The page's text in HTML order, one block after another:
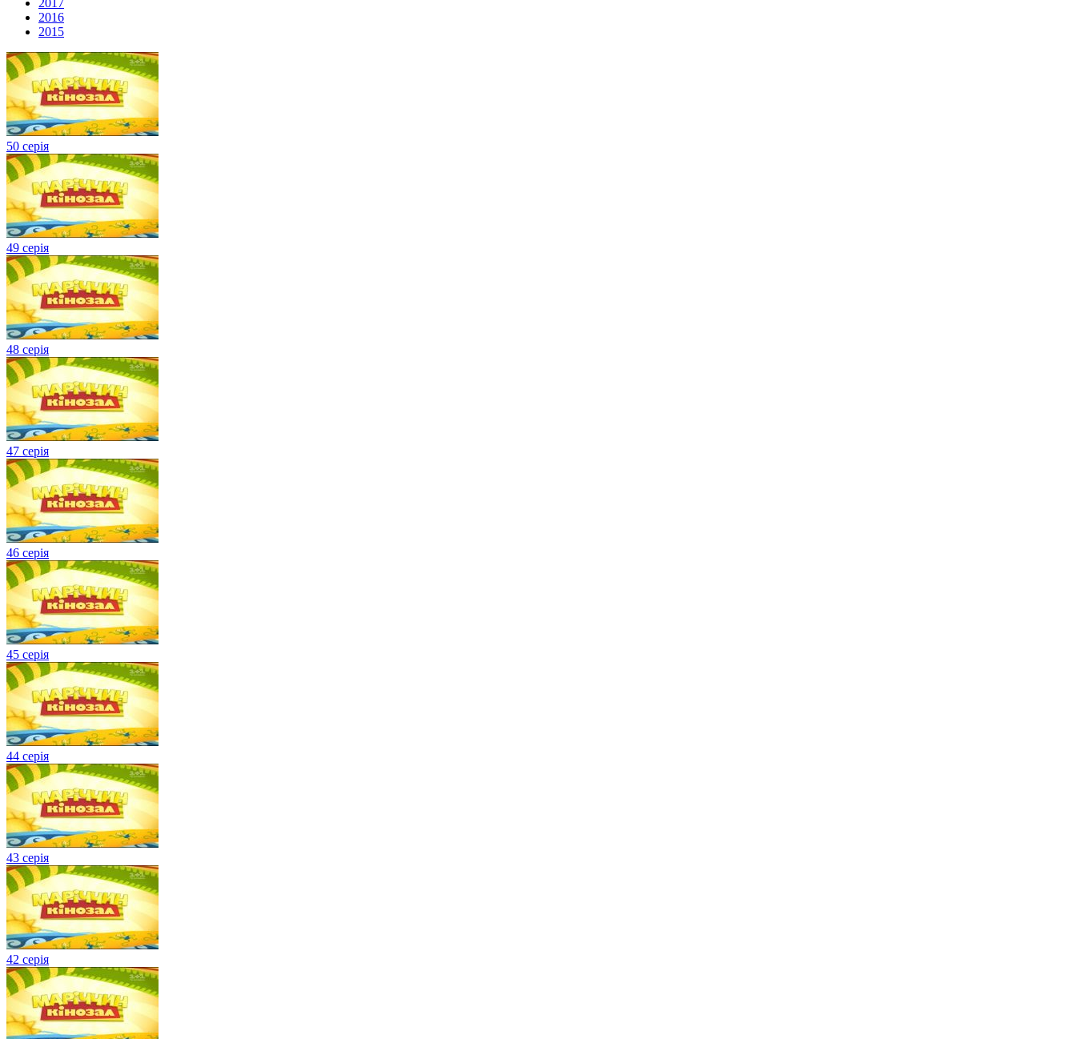
2016
2015
50 серія
49 серія
48 серія
47 серія
46 серія
45 серія
44 серія
43 серія
42 серія